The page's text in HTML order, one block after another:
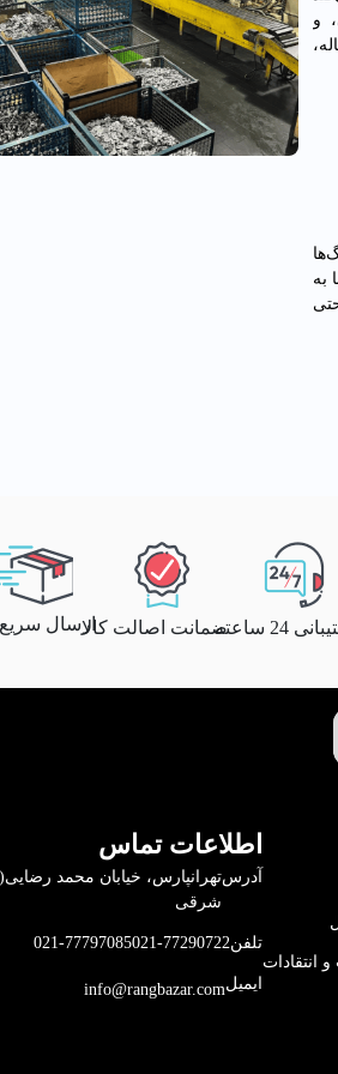
و
به
24 ساعته ضمانت اصالت کالاارسال سریع
انتقادات
اطلاعات تماس
آدرس
شرقی
تلفن021-77290722
021-77797085
ایمیلinfo@rangbazar.com